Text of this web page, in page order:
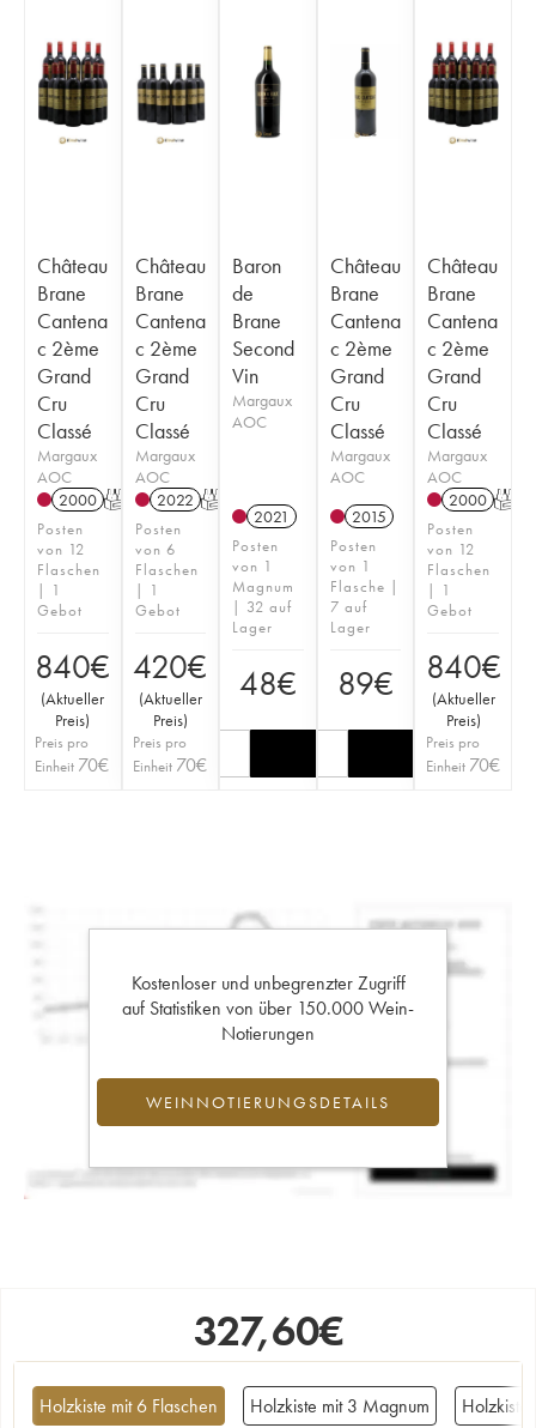
Château
Brane
Cantena
c 2ème
Grand
Cru
Classé
Margaux
AOC
2000 T
Posten
von 12
Flaschen
| 1
Gebot
840€
(Aktueller
Preis)
Preis pro
Einheit 70€
Château
Brane
Cantena
c 2ème
Grand
Cru
Classé
Margaux
AOC
2022 T
Posten
von 6
Flaschen
| 1
Gebot
420€
(Aktueller
Preis)
Preis pro
Einheit 70€
Baron
de
Brane
Second
Vin
Margaux
AOC
2021
Posten
von 1
Magnum
| 32 auf
Lager
48€
Château
Brane
Cantena
c 2ème
Grand
Cru
Classé
Margaux
AOC
2015
Posten
von 1
Flasche |
7 auf
Lager
89€
Château
Brane
Cantena
c 2ème
Grand
Cru
Classé
Margaux
AOC
2000 T
Posten
von 12
Flaschen
| 1
Gebot
840€
(Aktueller
Preis)
Preis pro
Einheit 70€
Kostenloser und unbegrenzter Zugriff
auf Statistiken von über 150.000 Wein-
Notierungen
WEINNOTIERUNGSDETAILS
327,60€
Holzkiste mit 6 Flaschen Holzkiste mit 3 Magnum